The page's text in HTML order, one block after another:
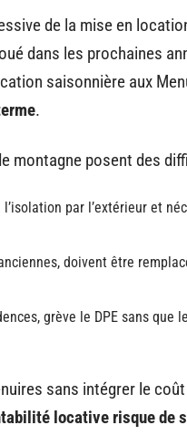
de la mise en
dans les prochaines
saisonnière aux
.
montagne posent des
par l’extérieur et
doivent être
grève le DPE sans que
sans intégrer le
locative risque de